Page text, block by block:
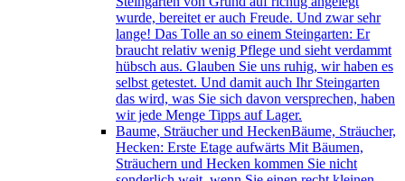
wurde, bereitet er auch Freude. Und zwar sehr
lange! Das Tolle an so einem Steingarten: Er
braucht relativ wenig Pflege und sieht verdammt
hübsch aus. Glauben Sie uns ruhig, wir haben es
selbst getestet. Und damit auch Ihr Steingarten
das wird, was Sie sich davon versprechen, haben
wir jede Menge Tipps auf Lager.
Baume, Sträucher und HeckenBäume, Sträucher,
Hecken: Erste Etage aufwärts Mit Bäumen,
Sträuchern und Hecken kommen Sie nicht